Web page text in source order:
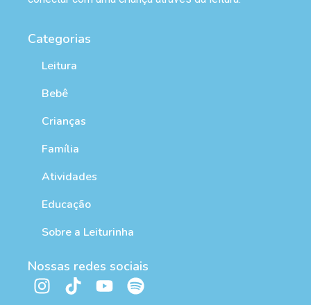
Categorias
Leitura
Bebê
Crianças
Família
Atividades
Educação
Sobre a Leiturinha
Nossas redes sociais